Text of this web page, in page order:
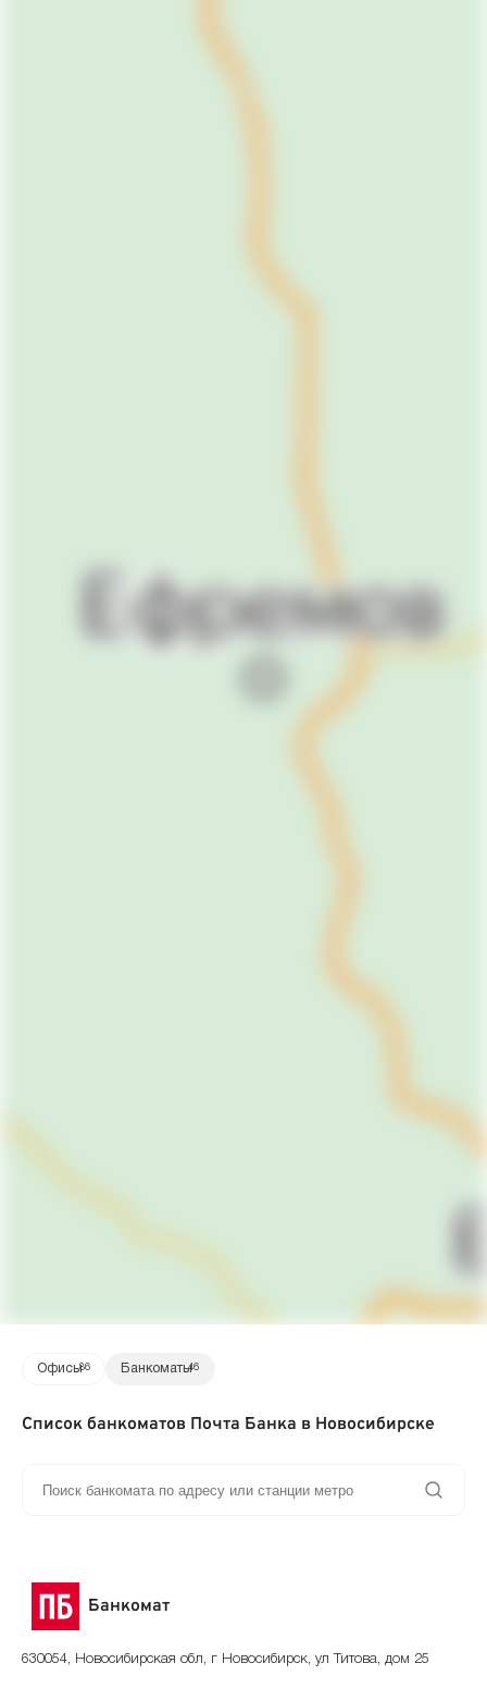
Офисы86 Банкоматы46
Список банкоматов Почта Банка в Новосибирске
Банкомат
630054, Новосибирская обл, г Новосибирск, ул Титова, дом 25